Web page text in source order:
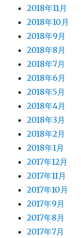
2018年11月
2018年10月
2018年9月
2018年8月
2018年7月
2018年6月
2018年5月
2018年4月
2018年3月
2018年2月
2018年1月
2017年12月
2017年11月
2017年10月
2017年9月
2017年8月
2017年7月